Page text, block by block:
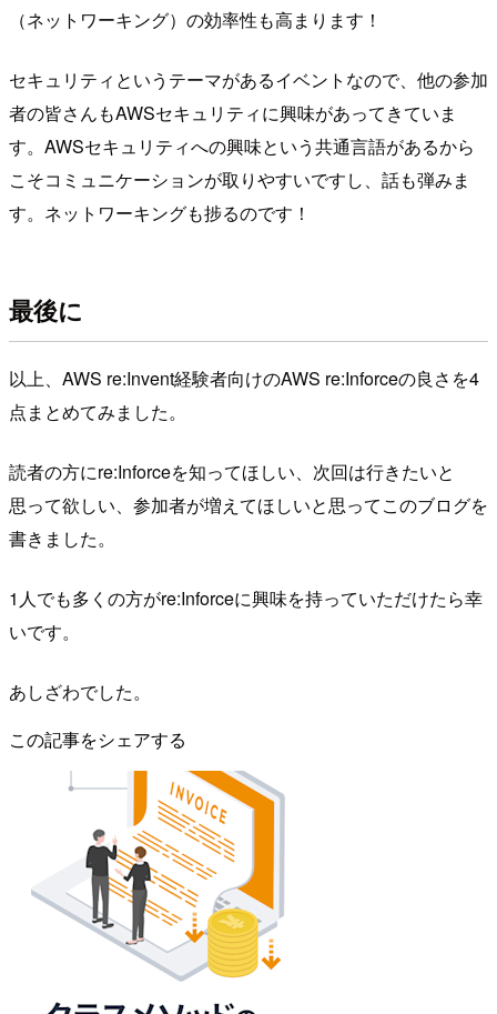
（ネットワーキング）の効率性も高まります！
セキュリティというテーマがあるイベントなので、他の参加
者の皆さんもAWSセキュリティに興味があってきていま
す。AWSセキュリティへの興味という共通言語があるから
こそコミュニケーションが取りやすいですし、話も弾みま
す。ネットワーキングも捗るのです！
最後に
以上、AWS re:Invent経験者向けのAWS re:Inforceの良さを4
点まとめてみました。
読者の方にre:Inforceを知ってほしい、次回は行きたいと
思って欲しい、参加者が増えてほしいと思ってこのブログを
書きました。
1人でも多くの方がre:Inforceに興味を持っていただけたら幸
いです。
あしざわでした。
この記事をシェアする